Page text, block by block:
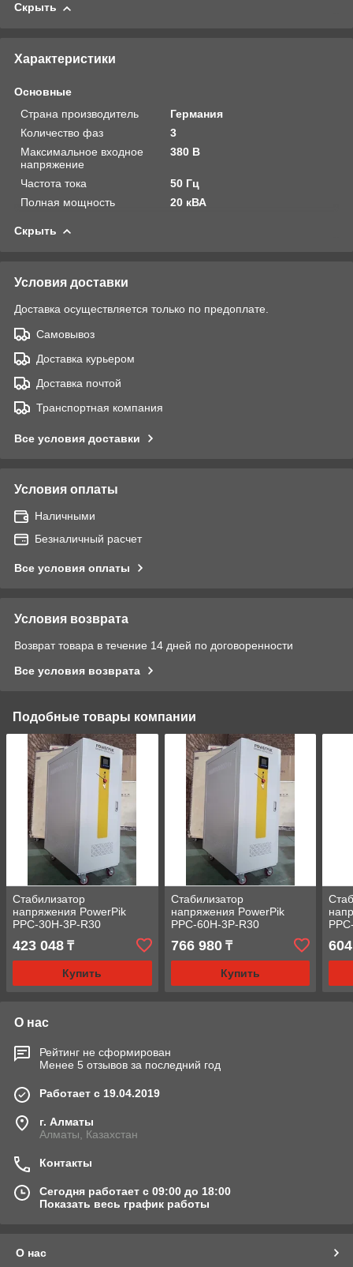
Скрыть
Характеристики
Основные
Страна производитель
Германия
Количество фаз
3
Максимальное входное
напряжение
380 В
Частота тока
50 Гц
Полная мощность
20 кВА
Скрыть
Условия доставки
Доставка осуществляется только по предоплате.
Самовывоз
Доставка курьером
Доставка почтой
Транспортная компания
Все условия доставки
Условия оплаты
Наличными
Безналичный расчет
Все условия оплаты
Условия возврата
Возврат товара в течение 14 дней по договоренности
Все условия возврата
Подобные товары компании
Стабилизатор
напряжения PowerPik
PPC-30H-3P-R30
автоматический 30 кВА
380 В
423 048 ₸
Купить
Стабилизатор
напряжения PowerPik
PPC-60H-3P-R30
автоматический 60 кВА
380 В
766 980₸
Купить
380
О нас
Рейтинг не сформирован
Менее 5 отзывов за последний год
Работает с 19.04.2019
г. Алматы
Алматы, Казахстан
Контакты
Сегодня работает с 09:00 до 18:00
Показать весь график работы
О нас